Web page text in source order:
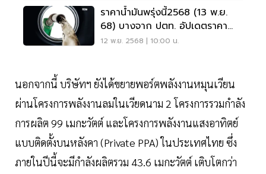
ราคาน้ำมันพรุ่งนี้2568 (13 พ.ย.
68) บางจาก ปตท. อัปเดตราคา
ล่าสุด
12 พ.ย. 2568 | 10:00 น.
นอกจากนี้ บริษัทฯ ยังได้ขยายพอร์ตพลังงานหมุนเวียน
ผ่านโครงการพลังงานลมในเวียดนาม 2 โครงการรวมกำลัง
การผลิต 99 เมกะวัตต์ และโครงการพลังงานแสงอาทิตย์
แบบติดตั้งบนหลังคา (Private PPA) ในประเทศไทย ซึ่ง
ภายในปีนี้จะมีกำลังผลิตรวม 43.6 เมกะวัตต์ เติบโตกว่า